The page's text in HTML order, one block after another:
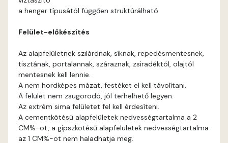
Blood-orange E
Bone B
Bone C
Bone D
a henger típusától függően struktúrálható
Felület-előkészítés
Az alapfelületnek szilárdnak, síknak, repedésmentesnek,
tisztának, portalannak, száraznak, zsiradéktól, olajtól
mentesnek kell lennie.
A nem hordképes mázat, festéket el kell távolítani.
A felület nem zsugorodó, jól terhelhető legyen.
Az extrém sima felületet fel kell érdesíteni.
A cementkötésű alapfelületek nedvességtartalma a 2
CM%-ot, a gipszkötésű alapfelületek nedvességtartalma
az 1 CM%-ot nem haladhatja meg.